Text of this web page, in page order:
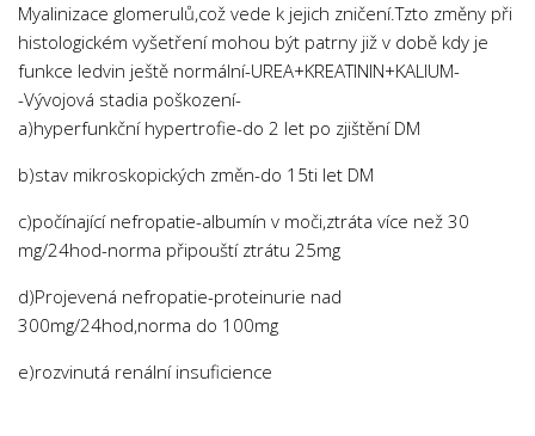
Myalinizace glomerulů,což vede k jejich zničení.Tzto změny při
histologickém vyšetření mohou být patrny již v době kdy je
funkce ledvin ještě normální-UREA+KREATININ+KALIUM-
-Vývojová stadia poškození-
a)hyperfunkční hypertrofie-do 2 let po zjištění DM
b)stav mikroskopických změn-do 15ti let DM
c)počínající nefropatie-albumín v moči,ztráta více než 30
mg/24hod-norma připouští ztrátu 25mg
d)Projevená nefropatie-proteinurie nad
300mg/24hod,norma do 100mg
e)rozvinutá renální insuficience